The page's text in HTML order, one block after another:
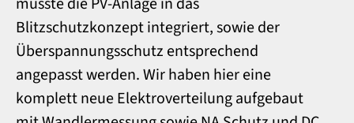
Blitzschutzkonzept integriert, sowie der
Überspannungsschutz entsprechend
angepasst werden. Wir haben hier eine
komplett neue Elektroverteilung aufgebaut